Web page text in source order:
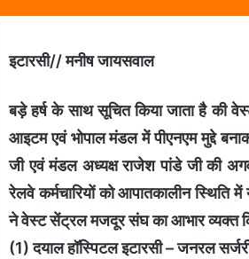
इटारसी// मनीष जायसवाल
बड़े हर्ष के साथ सूचित किया जाता है
आइटम एवं भोपाल मंडल में पीएनएम मुद्दे
जी एवं मंडल अध्यक्ष राजेश पांडे जी की
रेलवे कर्मचारियों को आपातकालीन स्थिति
ने वेस्ट सेंट्रल मजदूर संघ का आभार व्यक्त
(1) दयाल हॉस्पिटल इटारसी – जनरल